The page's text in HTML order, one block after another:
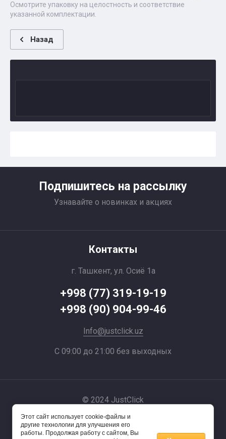
Осмотрите упаковку на целостность и соответствие
указанной комплектации.
Назад
Подпишитесь на рассылку
Узнавайте о новинках и акциях
Контакты
г. Ташкент, ул. Осиё 1a
+998 (77) 319-19-19
+998 (90) 904-99-46
Info@justclick.uz
С 09:00 до 21:00 без выходных
© 2024 JustClick
Powered by
Этот сайт использует cookie-файлы и
другие технологии для улучшения его
работы. Продолжая работу с сайтом, Вы